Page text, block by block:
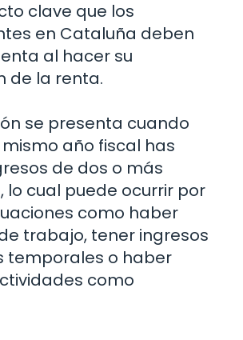
clave que los
en Cataluña deben
al hacer su
de la renta.
se presenta cuando
año fiscal has
de dos o más
lo cual puede ocurrir por
como haber
trabajo, tener ingresos
temporales o haber
como